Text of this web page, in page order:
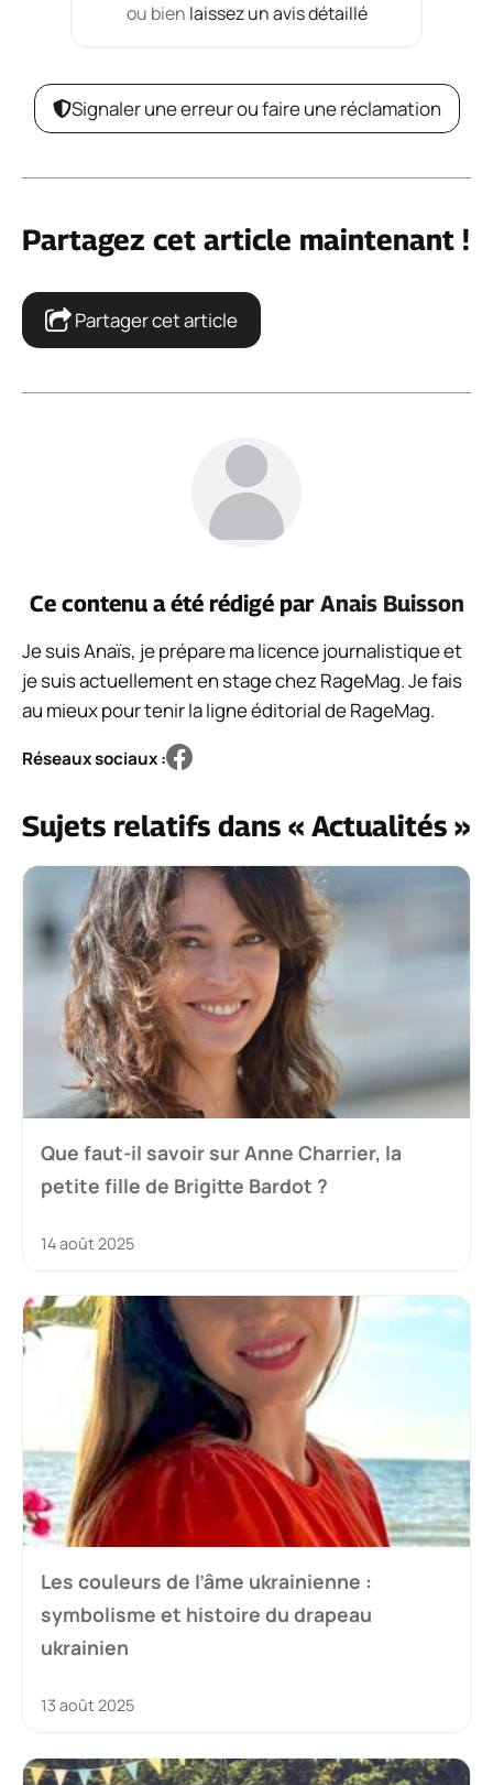
ou bien laissez un avis détaillé
Signaler une erreur ou faire une réclamation
Partagez cet article maintenant !
Partager cet article
Ce contenu a été rédigé par Anais Buisson
Je suis Anaïs, je prépare ma licence journalistique et
je suis actuellement en stage chez RageMag. Je fais
au mieux pour tenir la ligne éditorial de RageMag.
Réseaux sociaux :
Sujets relatifs dans « Actualités »
Que faut-il savoir sur Anne Charrier, la
petite fille de Brigitte Bardot ?
14 août 2025
Les couleurs de l’âme ukrainienne :
symbolisme et histoire du drapeau
ukrainien
13 août 2025